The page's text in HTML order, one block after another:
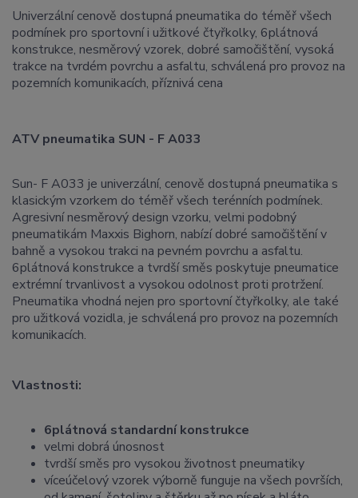
Univerzální cenově dostupná pneumatika do téměř všech
podmínek pro sportovní i užitkové čtyřkolky, 6plátnová
konstrukce, nesměrový vzorek, dobré samočištění, vysoká
trakce na tvrdém povrchu a asfaltu, schválená pro provoz na
pozemních komunikacích, příznivá cena
ATV pneumatika SUN - F A033
Sun- F A033 je univerzální, cenově dostupná pneumatika s
klasickým vzorkem do téměř všech terénních podmínek.
Agresivní nesměrový design vzorku, velmi podobný
pneumatikám Maxxis Bighorn, nabízí dobré samočištění v
bahně a vysokou trakci na pevném povrchu a asfaltu.
6plátnová konstrukce a tvrdší směs poskytuje pneumatice
extrémní trvanlivost a vysokou odolnost proti protržení.
Pneumatika vhodná nejen pro sportovní čtyřkolky, ale také
pro užitková vozidla, je schválená pro provoz na pozemních
komunikacích.
Vlastnosti:
6plátnová standardní konstrukce
velmi dobrá únosnost
tvrdší směs pro vysokou životnost pneumatiky
víceúčelový vzorek výborně funguje na všech površích,